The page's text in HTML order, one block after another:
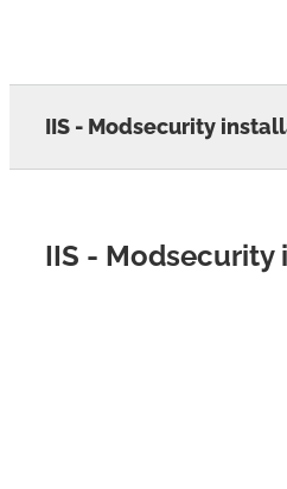
IIS - Modsecurity
IIS -